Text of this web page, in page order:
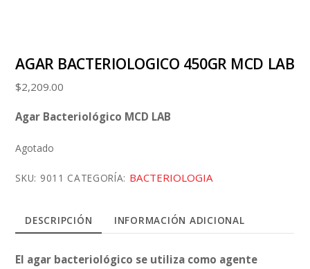
AGAR BACTERIOLOGICO 450GR MCD LAB
$2,209.00
Agar Bacteriológico MCD LAB
Agotado
SKU: 9011 CATEGORÍA: BACTERIOLOGIA
DESCRIPCIÓN INFORMACIÓN ADICIONAL
El agar bacteriológico se utiliza como agente